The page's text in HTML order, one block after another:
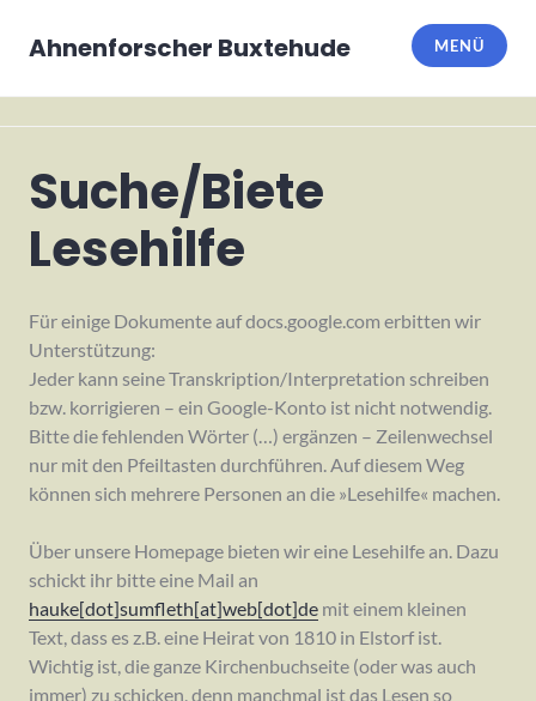
InhaltAhnenforscher Buxtehude MENÜ
ALLGEMEIN
Suche/Biete
Lesehilfe
Für einige Dokumente auf docs.google.com erbitten wir
Unterstützung:
Jeder kann seine Transkription/Interpretation schreiben
bzw. korrigieren – ein Google-Konto ist nicht notwendig.
Bitte die fehlenden Wörter (…) ergänzen – Zeilenwechsel
nur mit den Pfeiltasten durchführen. Auf diesem Weg
können sich mehrere Personen an die »Lesehilfe« machen.
Über unsere Homepage bieten wir eine Lesehilfe an. Dazu
schickt ihr bitte eine Mail an
hauke[dot]sumfleth[at]web[dot]de mit einem kleinen
Text, dass es z.B. eine Heirat von 1810 in Elstorf ist.
Wichtig ist, die ganze Kirchenbuchseite (oder was auch
immer) zu schicken, denn manchmal ist das Lesen so